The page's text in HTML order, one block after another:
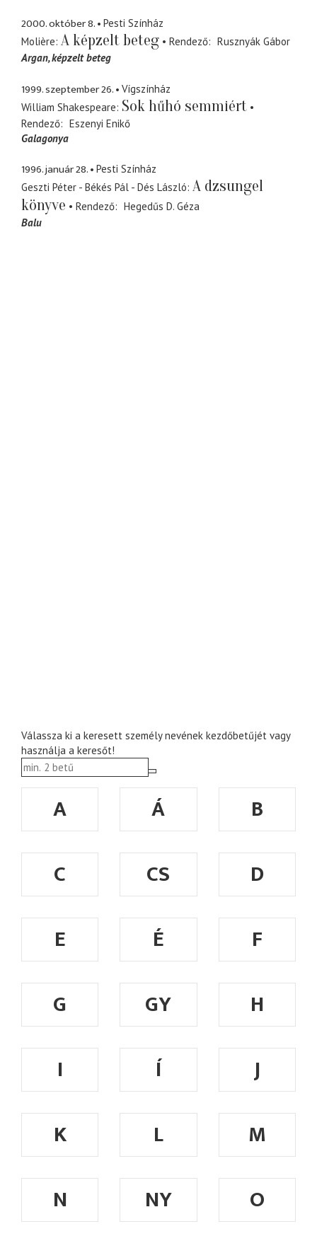
2000. október 8.
Pesti Színház
Molière A képzelt beteg Rendező
Rusznyák Gábor
Argan képzelt beteg
1999. szeptember 26.
Vígszínház
William Shakespeare Sok hűhó semmiért
Rendező
Eszenyi Enikő
Galagonya
1996. január 28.
Pesti Színház
Geszti Péter - Békés Pál - Dés László A dzsungel
könyve
Rendező
Hegedűs D. Géza
Balu
Válassza ki a keresett személy nevének kezdőbetűjét vagy
használja a keresőt!
A Á
B
C
CS
D
E
É
F
G
GY
H
I
Í
J
K
L
M
N
NY O